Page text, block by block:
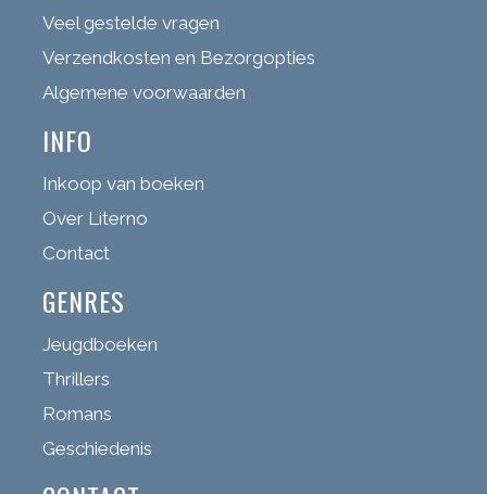
Veel gestelde vragen
Verzendkosten en Bezorgopties
Algemene voorwaarden
INFO
Inkoop van boeken
Over Literno
Contact
GENRES
Jeugdboeken
Thrillers
Romans
Geschiedenis